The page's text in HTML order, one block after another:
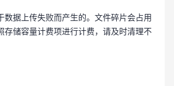
数据上传失败而产生的。文件碎片会占用
存储容量计费项进行计费，请及时清理不